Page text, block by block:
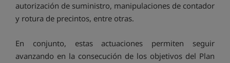
autorización de suministro, manipulaciones de contador
y rotura de precintos, entre otras.
En conjunto, estas actuaciones permiten seguir
avanzando en la consecución de los objetivos del Plan